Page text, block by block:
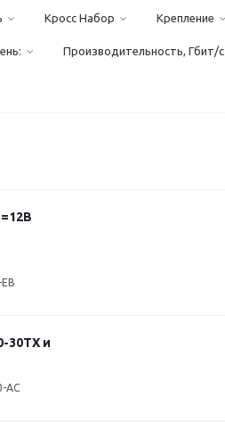
Кросс Набор Крепление
Производительность, Гбит/с
30TX и
AC